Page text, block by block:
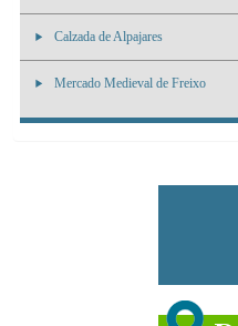
Calzada de Alpajares
Mercado Medieval de Freixo